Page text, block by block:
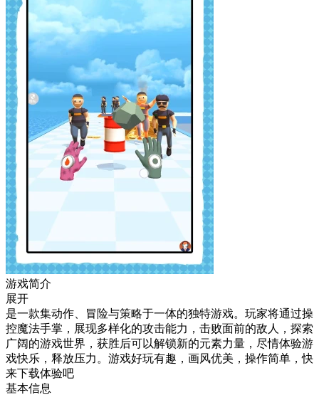
游戏简介
展开
是一款集动作、冒险与策略于一体的独特游戏。玩家将通过操
控魔法手掌，展现多样化的攻击能力，击败面前的敌人，探索
广阔的游戏世界，获胜后可以解锁新的元素力量，尽情体验游
戏快乐，释放压力。游戏好玩有趣，画风优美，操作简单，快
来下载体验吧
基本信息